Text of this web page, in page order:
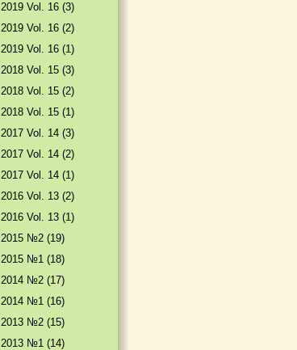
2019 Vol. 16 (3)
2019 Vol. 16 (2)
2019 Vol. 16 (1)
2018 Vol. 15 (3)
2018 Vol. 15 (2)
2018 Vol. 15 (1)
2017 Vol. 14 (3)
2017 Vol. 14 (2)
2017 Vol. 14 (1)
2016 Vol. 13 (2)
2016 Vol. 13 (1)
2015 №2 (19)
2015 №1 (18)
2014 №2 (17)
2014 №1 (16)
2013 №2 (15)
2013 №1 (14)